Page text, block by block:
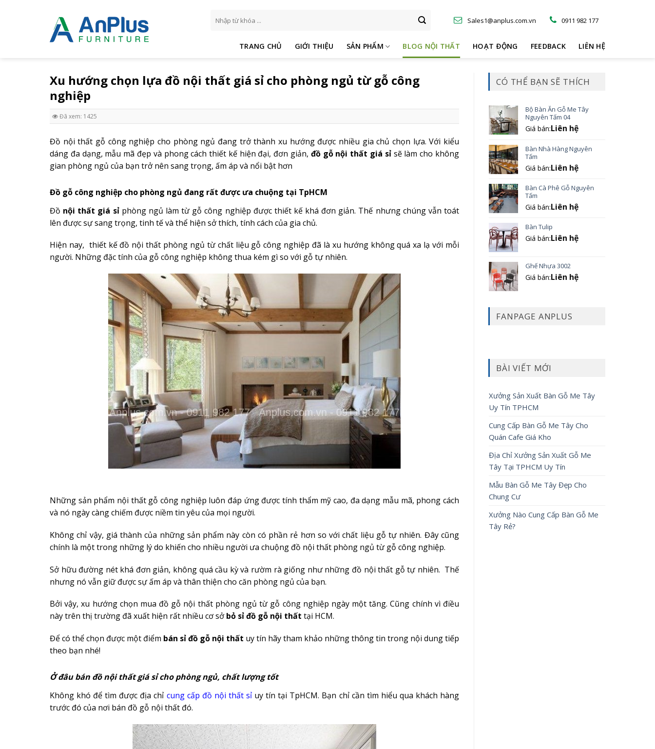
kiếm:
Sales1@anplus.com.vn 0911 982 177
TRANG CHỦ GIỚI THIỆU SẢN PHẨM BLOG NỘI THẤT HOẠT ĐỘNG FEEDBACK LIÊN HỆ
Xu hướng chọn lựa đồ nội thất giá sỉ cho phòng ngủ từ gỗ công
nghiệp
Đã xem: 1425
Đồ nội thất gỗ công nghiệp cho phòng ngủ đang trở thành xu hướng được nhiều gia chủ chọn lựa. Với kiểu
dáng đa dạng, mẫu mã đẹp và phong cách thiết kế hiện đại, đơn giản, đồ gỗ nội thất giá sỉsẽ làm cho không
gian phòng ngủ của bạn trở nên sang trọng, ấm áp và nổi bật hơn
Đồ gỗ công nghiệp cho phòng ngủ đang rất được ưa chuộng tại TpHCM
Đồ nội thất giá sỉphòng ngủ làm từ gỗ công nghiệp được thiết kế khá đơn giản. Thế nhưng chúng vẫn toát
lên được sự sang trọng, tinh tế và thể hiện sở thích, tính cách của gia chủ.
Hiện nay, thiết kế đồ nội thất phòng ngủ từ chất liệu gỗ công nghiệp đã là xu hướng không quá xa lạ với mỗi
người. Những đặc tính của gỗ công nghiệp không thua kém gì so với gỗ tự nhiên.
Những sản phẩm nội thất gỗ công nghiệp luôn đáp ứng được tính thẩm mỹ cao, đa dạng mẫu mã, phong cách
và nó ngày càng chiếm được niềm tin yêu của mọi người.
Không chỉ vậy, giá thành của những sản phẩm này còn có phần rẻ hơn so với chất liệu gỗ tự nhiên. Đây cũng
chính là một trong những lý do khiến cho nhiều người ưa chuộng đồ nội thất phòng ngủ từ gỗ công nghiệp.
Sở hữu đường nét khá đơn giản, không quá cầu kỳ và rườm rà giống như những đồ nội thất gỗ tự nhiên. Thế
nhưng nó vẫn giữ được sự ấm áp và thân thiện cho căn phòng ngủ của bạn.
Bởi vậy, xu hướng chọn mua đồ gỗ nội thất phòng ngủ từ gỗ công nghiệp ngày một tăng. Cũng chính vì điều
này trên thị trường đã xuất hiện rất nhiều cơ sở bỏ sỉ đồ gỗ nội thất tại HCM.
Để có thể chọn được một điểm bán sỉ đồ gỗ nội thất uy tín hãy tham khảo những thông tin trong nội dung tiếp
theo bạn nhé!
Ở đâu bán đồ nội thất giá sỉ cho phòng ngủ, chất lượng tốt
Không khó để tìm được địa chỉ cung cấp đồ nội thất sỉ uy tín tại TpHCM. Bạn chỉ cần tìm hiểu qua khách hàng
trước đó của nơi bán đồ gỗ nội thất đó.
CÓ THỂ BẠN SẼ THÍCH
Bộ Bàn Ăn Gỗ Me Tây
Nguyên Tấm 04
Giá bán:Liên hệ
Bàn Nhà Hàng Nguyên
Tấm
Giá bán:Liên hệ
Bàn Cà Phê Gỗ Nguyên
Tấm
Giá bán:Liên hệ
Bàn Tulip
Giá bán:Liên hệ
Ghế Nhựa 3002
Giá bán:Liên hệ
FANPAGE ANPLUS
BÀI VIẾT MỚI
Xưởng Sản Xuất Bàn Gỗ Me Tây
Uy Tín TPHCM
Cung Cấp Bàn Gỗ Me Tây Cho
Quán Cafe Giá Kho
Địa Chỉ Xưởng Sản Xuất Gỗ Me
Tây Tại TPHCM Uy Tín
Mẫu Bàn Gỗ Me Tây Đẹp Cho
Chung Cư
Xưởng Nào Cung Cấp Bàn Gỗ Me
Tây Rẻ?